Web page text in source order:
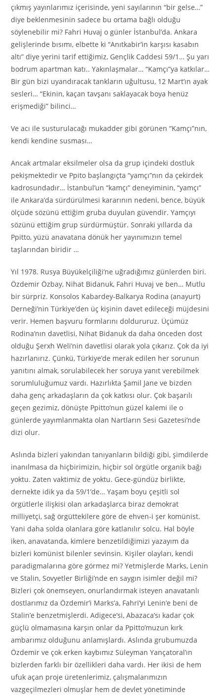
çıkmış yayınlarımız içerisinde, yeni sayılarının “bir gelse…”
diye beklenmesinin sadece bu ortama bağlı olduğu
söylenebilir mi? Fahri Huvaj o günler İstanbul’da. Ankara
gelişlerinde bısımı, elbette ki “Anıtkabir’in karşısı kasabın
altı” diye yerini tarif ettiğimiz, Gençlik Caddesi 59/1… Şu yarı
bodrum apartman katı.. Yakınlaşmalar… “Kamçı”ya katkılar…
Bir gün bizi uyandıracak tankların uğultusu, 12 Mart’ın ayak
sesleri… “Ekinin, kaçan tavşanı saklayacak boya henüz
erişmediği” bilinci…
Ve acı ile susturulacağı mukadder gibi görünen “Kamçı”nın,
kendi kendine susması…
Ancak artmalar eksilmeler olsa da grup içindeki dostluk
pekişmektedir ve Ppito başlangıçta “yamçı”nın da çekirdek
kadrosundadır… İstanbul’un “kamçı” deneyiminin, “yamçı”
ile Ankara’da sürdürülmesi kararının nedeni, bence, büyük
ölçüde sözünü ettiğim gruba duyulan güvendir. Yamçıyı
sözünü ettiğim grup sürdürmüştür. Sonraki yıllarda da
Ppitto, yüzü anavatana dönük her yayınımızın temel
taşlarından biridir …
Yıl 1978. Rusya Büyükelçiliği’ne uğradığımız günlerden biri.
Özdemir Özbay, Nihat Bidanuk, Fahri Huvaj ve ben… Mutlu
bir sürpriz. Konsolos Kabardey-Balkarya Rodina (anayurt)
Derneği’nin Türkiye’den üç kişinin davet edileceği müjdesini
verir. Hemen başvuru formlarını doldururuz. Üçümüz
Rodina’nın davetlisi, Nihat Bidanuk da daha önceden dost
olduğu Şerxh Weli’nin davetlisi olarak yola çıkarız. Çok da iyi
hazırlanırız. Çünkü, Türkiye’de merak edilen her sorunun
yanıtını almak, sorulabilecek her soruya yanıt verebilmek
sorumluluğumuz vardı. Hazırlıkta Şamil Jane ve bizden
daha genç arkadaşların da çok katkısı olur. Çok başarılı
geçen gezimiz, dönüşte Ppitto’nun güzel kalemi ile o
günlerde yayımlanmakta olan Nartların Sesi Gazetesi’nde
dizi olur.
Aslında bizleri yakından tanıyanların bildiği gibi, şimdilerde
inanılmasa da hiçbirimizin, hiçbir sol örgütle organik bağı
yoktu. Zaten vaktimiz de yoktu. Gece-gündüz birlikte,
dernekte idik ya da 59/1’de… Yaşam boyu çeşitli sol
örgütlerle ilişkisi olan arkadaşlarca biraz demokrat
milliyetçi, sağ örgüttekilere göre de ehven-i şer komünist.
Yani daha solda olanlara göre katlanılır solcu. Hal böyle
iken, anavatanda, kimlere benzetildiğimizi yazayım da
bizleri komünist bilenler sevinsin. Kişiler olayları, kendi
paradigmalarına göre görmez mi? Yetmişlerde Marks, Lenin
ve Stalin, Sovyetler Birliği’nde en saygın isimler değil mi?
Bizleri çok önemseyen, onurlandırmak isteyen anavatanlı
dostlarımız da Özdemir’i Marks’a, Fahri’yi Lenin’e beni de
Stalin’e benzetmişlerdi. Adigece’si, Abazaca’sı kadar çok
güçlü olmamasına karşın onlar da Ppitto’muzun kırk
ambarımız olduğunu anlamışlardı. Aslında grubumuzda
Özdemir ve çok erken kaybımız Süleyman Yançatoral’ın
bizlerden farklı bir özellikleri daha vardı. Her ikisi de hem
ufuk açan proje üretenlerimiz, çalışmalarımızın
vazgeçilmezleri olmuşlar hem de devlet yönetiminde